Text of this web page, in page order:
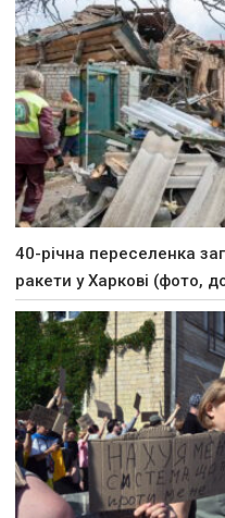
40-річна переселенка
ракети у Харкові (фото,